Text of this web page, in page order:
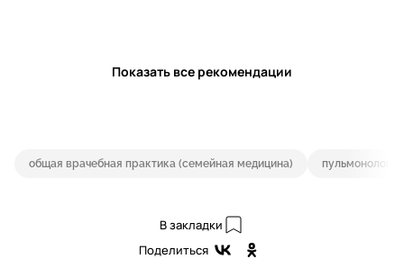
Показать все рекомендации
общая врачебная практика (семейная медицина) пульмонология
В закладки
Поделиться